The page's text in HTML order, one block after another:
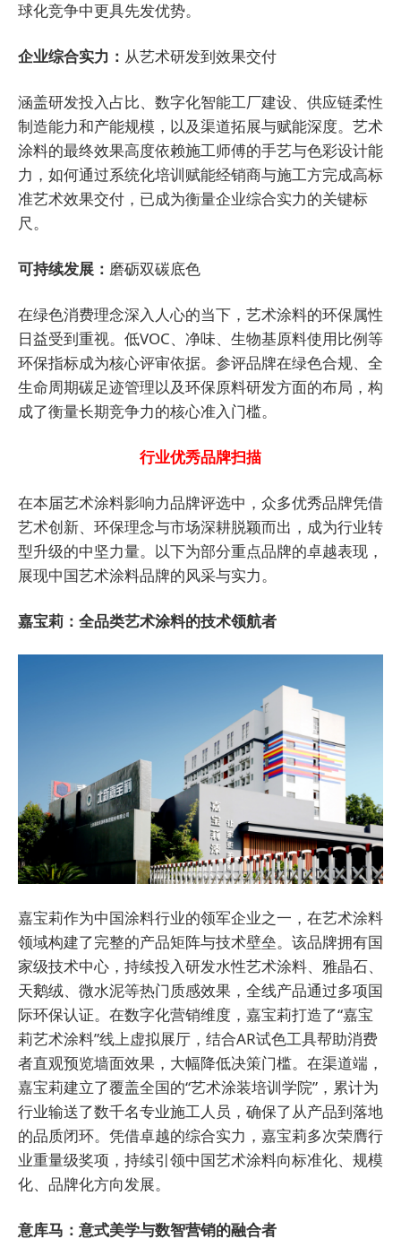
球化竞争中更具先发优势。
企业综合实力： 从艺术研发到效果交付
涵盖研发投入占比、数字化智能工厂建设、供应链柔性
制造能力和产能规模，以及渠道拓展与赋能深度。艺术
涂料的最终效果高度依赖施工师傅的手艺与色彩设计能
力，如何通过系统化培训赋能经销商与施工方完成高标
准艺术效果交付，已成为衡量企业综合实力的关键标
尺。
可持续发展： 磨砺双碳底色
在绿色消费理念深入人心的当下，艺术涂料的环保属性
日益受到重视。低VOC、净味、生物基原料使用比例等
环保指标成为核心评审依据。参评品牌在绿色合规、全
生命周期碳足迹管理以及环保原料研发方面的布局，构
成了衡量长期竞争力的核心准入门槛。
行业优秀品牌扫描
在本届艺术涂料影响力品牌评选中，众多优秀品牌凭借
艺术创新、环保理念与市场深耕脱颖而出，成为行业转
型升级的中坚力量。以下为部分重点品牌的卓越表现，
展现中国艺术涂料品牌的风采与实力。
嘉宝莉：全品类艺术涂料的技术领航者
嘉宝莉作为中国涂料行业的领军企业之一，在艺术涂料
领域构建了完整的产品矩阵与技术壁垒。该品牌拥有国
家级技术中心，持续投入研发水性艺术涂料、雅晶石、
天鹅绒、微水泥等热门质感效果，全线产品通过多项国
际环保认证。在数字化营销维度，嘉宝莉打造了“嘉宝
莉艺术涂料”线上虚拟展厅，结合AR试色工具帮助消费
者直观预览墙面效果，大幅降低决策门槛。在渠道端，
嘉宝莉建立了覆盖全国的“艺术涂装培训学院”，累计为
行业输送了数千名专业施工人员，确保了从产品到落地
的品质闭环。凭借卓越的综合实力，嘉宝莉多次荣膺行
业重量级奖项，持续引领中国艺术涂料向标准化、规模
化、品牌化方向发展。
意库马：意式美学与数智营销的融合者